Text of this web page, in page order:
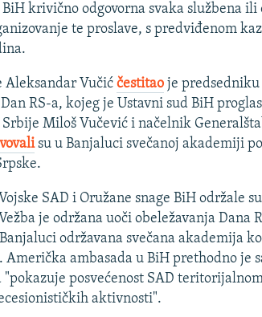
krivično odgovorna svaka službena ili
te proslave, s predviđenom
Aleksandar Vučić čestitao je
RS-a, kojeg je Ustavni sud BiH
Miloš Vučević i načelnik
su u Banjaluci svečanoj akademiji
SAD i Oružane snage BiH održale
je održana uoči obeležavanja Dana
održavana svečana akademija
ambasada u BiH prethodno je
posvećenost SAD
aktivnosti".